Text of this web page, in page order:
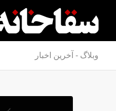
وبلاگ - آخرین اخبار